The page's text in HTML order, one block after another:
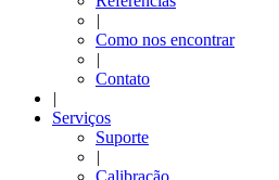
|
Como nos encontrar
|
Contato
|
Serviços
Suporte
|
Calibração